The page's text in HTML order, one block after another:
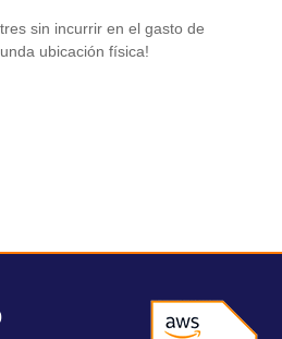
sin incurrir en el gasto de
ubicación física!